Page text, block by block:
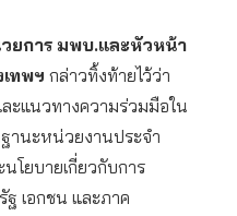
ยการ มพบ.และหัวหน้า
ทพฯ กล่าวทิ้งท้ายไว้ว่า
ะแนวทางความร่วมมือใน
านะหน่วยงานประจำ
โยบายเกี่ยวกับการ
เอกชน และภาค